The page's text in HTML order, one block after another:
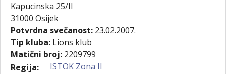
Kapucinska 25/II
31000 Osijek
Potvrdna svečanost: 23.02.2007.
Tip kluba: Lions klub
Matični broj: 2209799
Regija:
ISTOK Zona II